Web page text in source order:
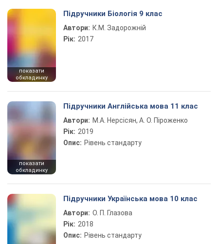
показати
обкладинку
Підручники Біологія 9 клас
Автори: К.М. Задорожній
Рік: 2017
показати
обкладинку
Підручники Англійська мова 11 клас
Автори: М.А. Нерсісян, А. О. Піроженко
Рік: 2019
Опис: Рівень стандарту
Підручники Українська мова 10 клас
Автори: О. П. Глазова
Рік: 2018
Опис: Рівень стандарту